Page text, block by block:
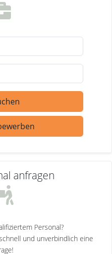
anfragen
Personal?
und unverbindlich eine